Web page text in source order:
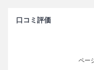
口コミ評価